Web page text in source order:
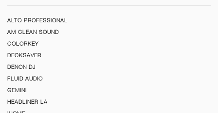
ALTO PROFESSIONAL
AM CLEAN SOUND
COLORKEY
DECKSAVER
DENON DJ
FLUID AUDIO
GEMINI
HEADLINER LA